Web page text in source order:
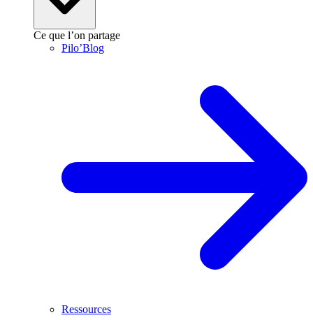
Ce que l’on partage
Pilo’Blog
Ressources